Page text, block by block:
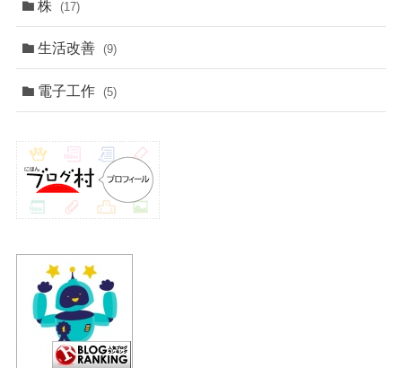
株 (17)
生活改善 (9)
電子工作 (5)